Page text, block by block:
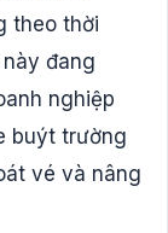
theo thời
đang
nghiệp
buýt trường
vé và nâng